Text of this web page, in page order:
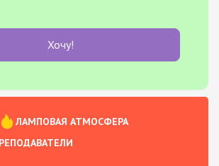
Хочу!
ЛАМПОВАЯ АТМОСФЕРА